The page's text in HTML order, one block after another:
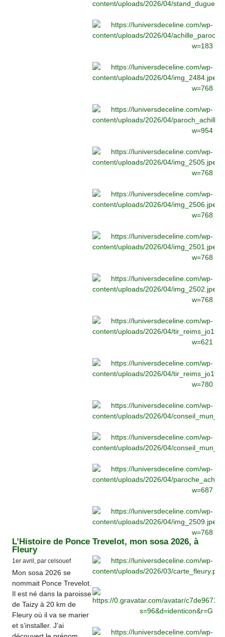
L’Histoire de Ponce Trevelot, mon sosa 2026, à
Fleury
1er avril, par celsouef
Mon sosa 2026 se
nommait Ponce Trevelot.
Il est né dans la paroisse
de Taizy à 20 km de
Fleury où il va se marier
et s’installer. J’ai